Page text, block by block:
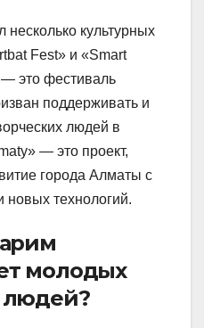
культурных
Fest» и «Smart
это фестиваль
поддерживать и
людей в
— это проект,
города Алматы с
технологий.
молодых
людей?